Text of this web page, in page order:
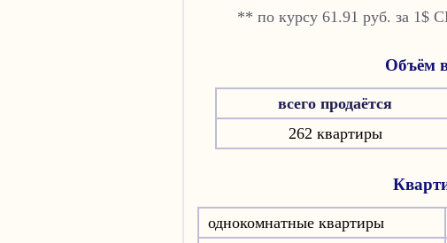
** по курсу 61.91 руб. за 1$
Объём
всего продаётся
262 квартиры
однокомнатные квартиры